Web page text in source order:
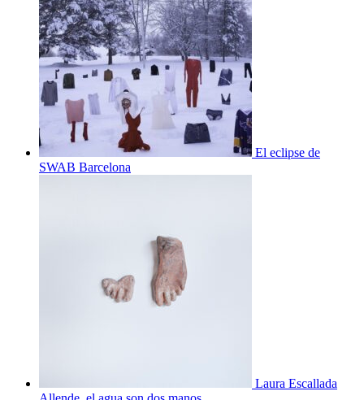
El eclipse de
SWAB Barcelona
Laura Escallada